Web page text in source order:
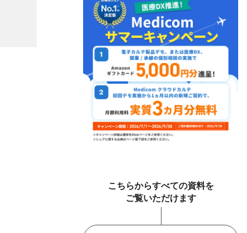
こちらからすべての資料を
ご覧いただけます